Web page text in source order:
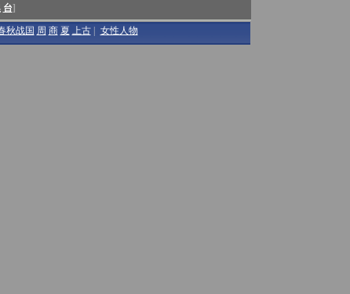
台]
秋战国 周 商 夏 上古 女性人物